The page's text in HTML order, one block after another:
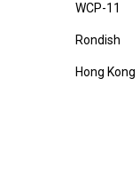
WCP-11
Rondish
Hong Kong